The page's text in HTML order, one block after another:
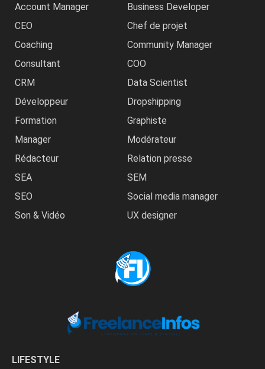
Account Manager
Business Developer
CEO
Chef de projet
Coaching
Community Manager
Consultant
COO
CRM
Data Scientist
Développeur
Dropshipping
Formation
Graphiste
Manager
Modérateur
Rédacteur
Relation presse
SEA
SEM
SEO
Social media manager
Son & Vidéo
UX designer
LIFESTYLE